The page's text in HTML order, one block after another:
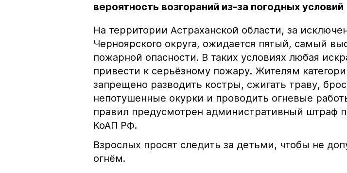
вероятность возгораний из-за погодных условий
На территории Астраханской области, за
Черноярского округа, ожидается пятый, самый
пожарной опасности. В таких условиях любая
привести к серьёзному пожару. Жителям
запрещено разводить костры, сжигать траву,
непотушенные окурки и проводить огневые
правил предусмотрен административный штраф
КоАП РФ.
Взрослых просят следить за детьми, чтобы не
огнём.